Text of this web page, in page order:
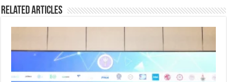
Related Articles